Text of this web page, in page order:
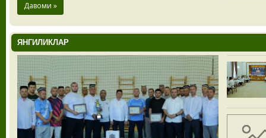
Давоми »
ЯНГИЛИКЛАР